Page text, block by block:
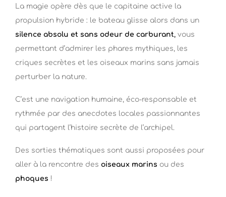
La magie opère dès que le capitaine active la
propulsion hybride : le bateau glisse alors dans un
silence absolu et sans odeur de carburant, vous
permettant d’admirer les phares mythiques, les
criques secrètes et les oiseaux marins sans jamais
perturber la nature.
C’est une navigation humaine, éco-responsable et
rythmée par des anecdotes locales passionnantes
qui partagent l’histoire secrète de l’archipel.
Des sorties thématiques sont aussi proposées pour
aller à la rencontre des oiseaux marins ou des
phoques !